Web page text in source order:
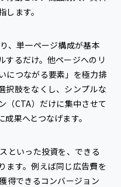
ます。
、単一ページ構成が基本
するだけ。他ページへのリ
につながる要素」を極力排
択肢をなくし、シンプルな
（CTA）だけに集中させて
果へとつなげます。
といった投資を、できる
ます。例えば同じ広告費を
得できるコンバージョン